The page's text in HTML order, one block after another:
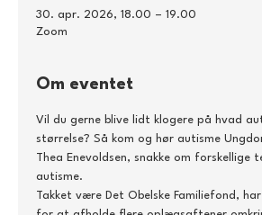
30. apr. 2026, 18.00 – 19.00
Zoom
Om eventet
Vil du gerne blive lidt klogere på hvad
størrelse? Så kom og hør autisme
Thea Enevoldsen, snakke om forskellige
autisme.
Takket være Det Obelske Familiefond,